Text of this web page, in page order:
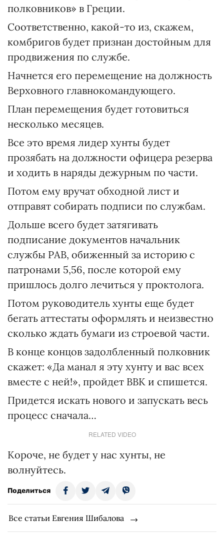
полковников» в Греции.
Соответственно, какой-то из, скажем,
комбригов будет признан достойным для
продвижения по службе.
Начнется его перемещение на должность
Верховного главнокомандующего.
План перемещения будет готовиться
несколько месяцев.
Все это время лидер хунты будет
прозябать на должности офицера резерва
и ходить в наряды дежурным по части.
Потом ему вручат обходной лист и
отправят собирать подписи по службам.
Дольше всего будет затягивать
подписание документов начальник
службы РАВ, обиженный за историю с
патронами 5,56, после которой ему
пришлось долго лечиться у проктолога.
Потом руководитель хунты еще будет
бегать аттестаты оформлять и неизвестно
сколько ждать бумаги из строевой части.
В конце концов задолбленный полковник
скажет: «Да манал я эту хунту и вас всех
вместе с ней!», пройдет ВВК и спишется.
Придется искать нового и запускать весь
процесс сначала…
RELATED VIDEO
Короче, не будет у нас хунты, не
волнуйтесь.
Поделиться
Все статьи Евгения Шибалова